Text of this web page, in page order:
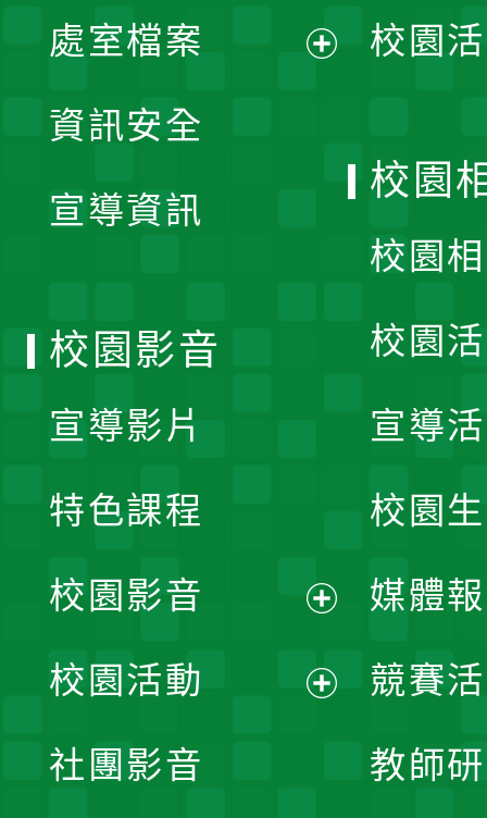
單
處室檔案
資訊安全
宣導資訊
校園
校園
校園
校園
宣導
校園
媒體
競賽
教師
校園影音
宣導影片
特色課程
校園影音
開
校園活動
社團影音